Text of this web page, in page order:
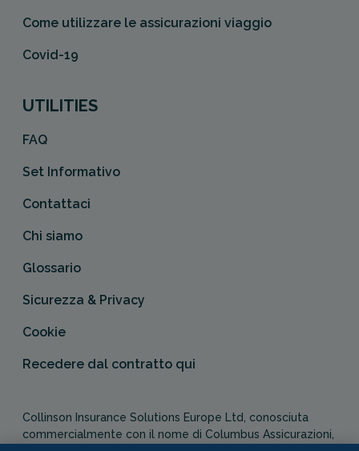
Come utilizzare le assicurazioni viaggio
Covid-19
UTILITIES
FAQ
Set Informativo
Contattaci
Chi siamo
Glossario
Sicurezza & Privacy
Cookie
Recedere dal contratto qui
Collinson Insurance Solutions Europe Ltd, conosciuta
commercialmente con il nome di Columbus Assicurazioni,